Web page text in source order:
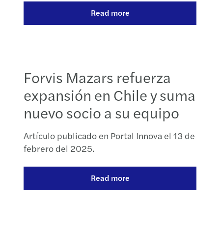
Read more
Forvis Mazars refuerza
expansión en Chile y suma
nuevo socio a su equipo
Artículo publicado en Portal Innova el 13 de
febrero del 2025.
Read more